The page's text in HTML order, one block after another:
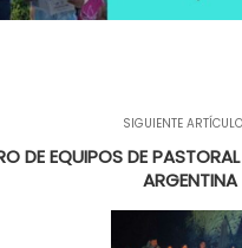
SIGUIENTE ARTÍCULO
DE EQUIPOS DE
ARGENTINA